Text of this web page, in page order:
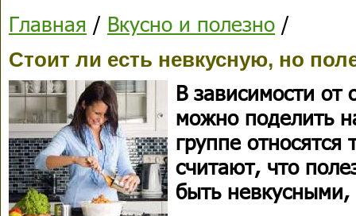
Главная / Вкусно и полезно /
Стоит ли есть невкусную, но
В зависимости от
можно поделить
группе
считают, что
быть